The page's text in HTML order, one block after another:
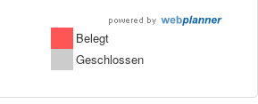
Belegt
Geschlossen